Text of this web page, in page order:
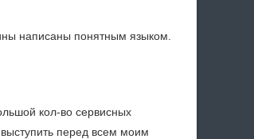
написаны понятным языком.
кол-во сервисных
перед всем моим